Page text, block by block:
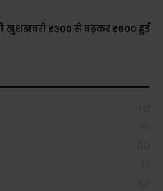
खुशखबरी ₹300 से बढ़कर ₹600 हुई